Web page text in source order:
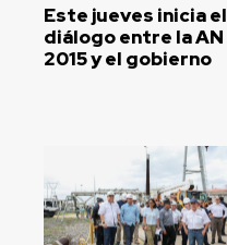
Este jueves inicia el
diálogo entre la AN
2015 y el gobierno